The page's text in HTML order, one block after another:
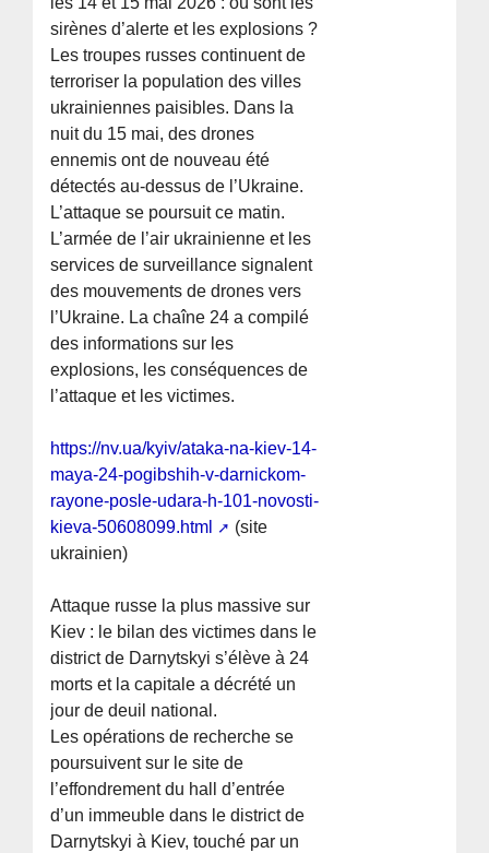
sirènes d’alerte et les explosions ?
Les troupes russes continuent de
terroriser la population des villes
ukrainiennes paisibles. Dans la
nuit du 15 mai, des drones
ennemis ont de nouveau été
détectés au-dessus de l’Ukraine.
L’attaque se poursuit ce matin.
L’armée de l’air ukrainienne et les
services de surveillance signalent
des mouvements de drones vers
l’Ukraine. La chaîne 24 a compilé
des informations sur les
explosions, les conséquences de
l’attaque et les victimes.
https://nv.ua/kyiv/ataka-na-kiev-14-
maya-24-pogibshih-v-darnickom-
rayone-posle-udara-h-101-novosti-
kieva-50608099.html
(site
ukrainien)
Attaque russe la plus massive sur
Kiev : le bilan des victimes dans le
district de Darnytskyi s’élève à 24
morts et la capitale a décrété un
jour de deuil national.
Les opérations de recherche se
poursuivent sur le site de
l’effondrement du hall d’entrée
d’un immeuble dans le district de
Darnytskyi à Kiev, touché par un